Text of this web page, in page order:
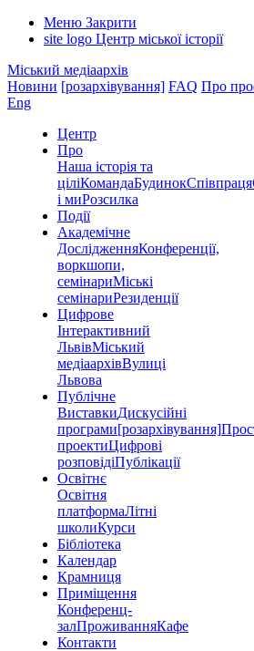
Меню Закрити
site logo Центр міської історії
Міський медіаархів
Новини [розархівування] FAQ Про
Eng
Центр
Про
Наша історія та
ціліКомандаБудинокСпівпраця
і миРозсилка
Події
Академічне
ДослідженняКонференції,
воркшопи,
семінариМіські
семінариРезиденції
Цифрове
Інтерактивний
ЛьвівМіський
медіаархівВулиці
Львова
Публічне
ВиставкиДискусійні
програми[розархівування]
проектиЦифрові
розповідіПублікації
Освітнє
Освітня
платформаЛітні
школиКурси
Бібліотека
Календар
Крамниця
Приміщення
Конференц-
залПроживанняКафе
Контакти